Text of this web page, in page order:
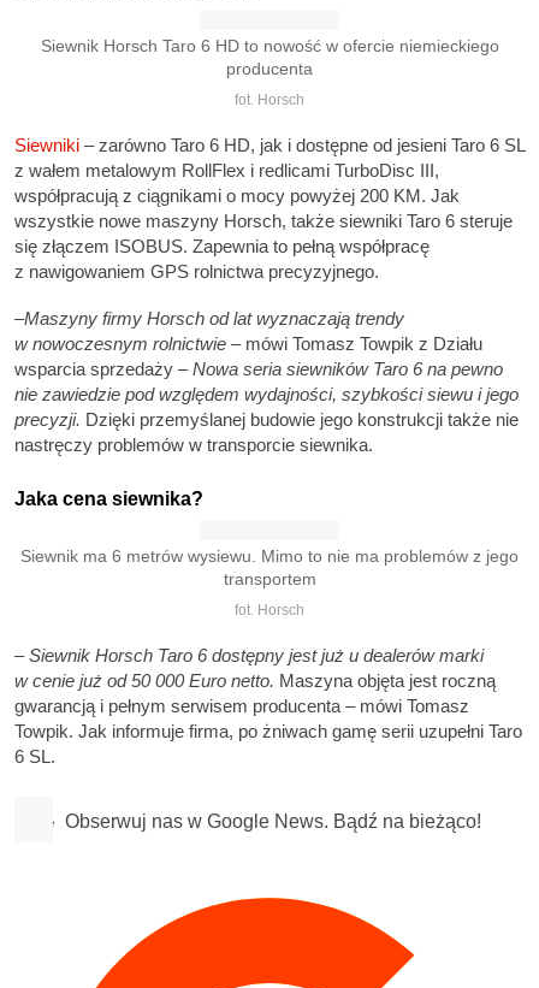
Siewnik Horsch Taro 6 HD to nowość w ofercie niemieckiego
producenta
fot. Horsch
Siewniki – zarówno Taro 6 HD, jak i dostępne od jesieni Taro 6 SL
z wałem metalowym RollFlex i redlicami TurboDisc III,
współpracują z ciągnikami o mocy powyżej 200 KM. Jak
wszystkie nowe maszyny Horsch, także siewniki Taro 6 steruje
się złączem ISOBUS. Zapewnia to pełną współpracę
z nawigowaniem GPS rolnictwa precyzyjnego.
–Maszyny firmy Horsch od lat wyznaczają trendy
w nowoczesnym rolnictwie – mówi Tomasz Towpik z Działu
wsparcia sprzedaży –Nowa seria siewników Taro 6 na pewno
nie zawiedzie pod względem wydajności, szybkości siewu i jego
precyzji. Dzięki przemyślanej budowie jego konstrukcji także nie
nastręczy problemów w transporcie siewnika.
Jaka cena siewnika?
Siewnik ma 6 metrów wysiewu. Mimo to nie ma problemów z jego
transportem
fot. Horsch
–Siewnik Horsch Taro 6 dostępny jest już u dealerów marki
w cenie już od 50 000 Euro netto. Maszyna objęta jest roczną
gwarancją i pełnym serwisem producenta – mówi Tomasz
Towpik. Jak informuje firma, po żniwach gamę serii uzupełni Taro
6 SL.
Obserwuj nas w Google News. Bądź na bieżąco!